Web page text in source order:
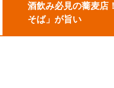
酒飲み必見の蕎麦
そば」が旨い